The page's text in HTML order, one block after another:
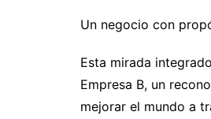
Un negocio con
Esta mirada
Empresa B, un
mejorar el mundo a